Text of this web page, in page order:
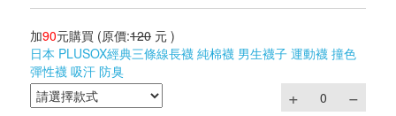
加90元購買 (原價:120 元 )
日本 PLUSOX經典三條線長襪 純棉襪 男生襪子 運動襪 撞色
彈性襪 吸汗 防臭